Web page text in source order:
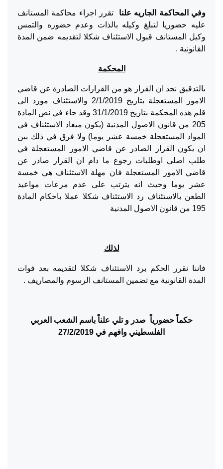
وفي المحاكمة الجاريه علنا تقرر اجراء محاكمة المستانف
عليه حضوريا لتبلغ وكيله بالذات وعدم حضوره والتمس
وكيل المستانف قبول الاستئناف شكلا لتقديمه ضمن المدة
القانونية .
المحكمة
بالتدقيق نجد ان القرار هو من القرارات الصادرة عن قاضي
الامور المستعجلة بتاريخ 2/1/2019 والاستئناف مورد الى
قلم هذه المحكمة بتاريخ 31/1/2019 وقد جاء في نص المادة
205 من قانون الاصول المدنية (يكون ميعاد الاستئناف في
المواد المستعجلة خمسة عشر يوما) ولا فرق في ذلك بين
ان يكون القرار الصادر عن قاضي الامور المستعجلة في
طلب اصلي اوطلبات رجوع ما دام ان القرار صادر عن
قاضي الامور المستعجلة فان مهلة الاستئناف هي خمسة
عشر يوما وحيث انه يترتب على عدم مرعات مواعيد
الطعن بالاستئناف رد الاستئناف شكلا عملا باحكام المادة
195 من قانون الاصول المدنية
لذلك
فاننا نقرر الحكم برد الاستئناف شكلا لتقديمه بعد فوات
المدة القانونية مع تضمين المستانف الرسوم والمصاريف .
حكماً حضورياً صدر و تلي علناً باسم الشعب العربي
الفلسطيني وافهم في 27/2/2019